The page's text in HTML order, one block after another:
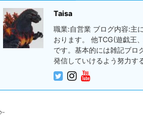
Taisa
職業:自営業 ブログ内容:主
おります。 他TCG(遊戯王
です。基本的には雑記ブロ
発信していけるよう努力す
-